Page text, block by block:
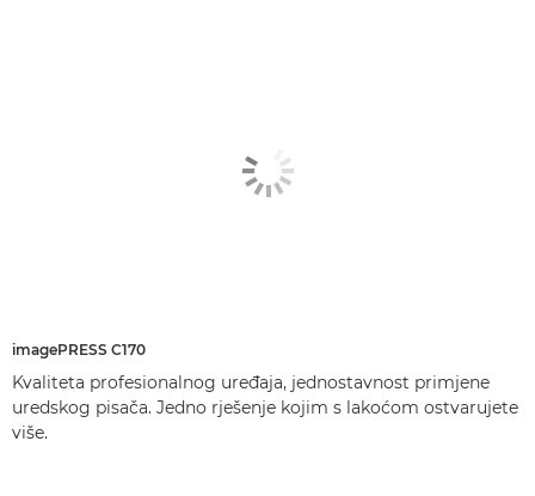
imagePRESS C170
Kvaliteta profesionalnog uređaja, jednostavnost primjene
uredskog pisača. Jedno rješenje kojim s lakoćom ostvarujete
više.